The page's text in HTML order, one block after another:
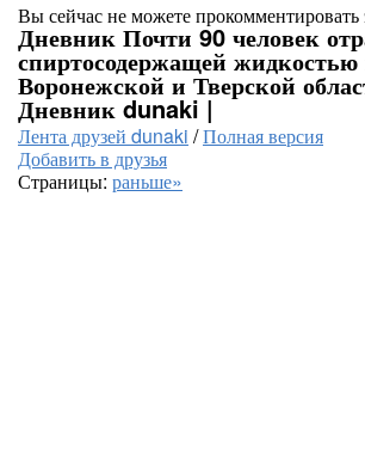
Вы сейчас не можете прокомментировать
Дневник Почти 90 человек
спиртосодержащей жидкостью
Воронежской и Тверской
Дневник dunaki |
Лента друзей dunaki /Полная версия
Добавить в друзья
Страницы: раньше»